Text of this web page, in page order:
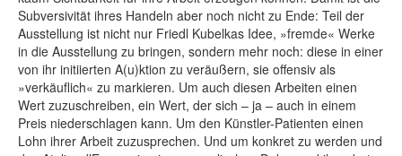
Subversivität ihres Handeln aber noch nicht zu Ende: Teil der
Ausstellung ist nicht nur Friedl Kubelkas Idee, »fremde« Werke
in die Ausstellung zu bringen, sondern mehr noch: diese in einer
von ihr initiierten A(u)ktion zu veräußern, sie offensiv als
»verkäuflich« zu markieren. Um auch diesen Arbeiten einen
Wert zuzuschreiben, ein Wert, der sich – ja – auch in einem
Preis niederschlagen kann. Um den Künstler-Patienten einen
Lohn ihrer Arbeit zuzusprechen. Und um konkret zu werden und